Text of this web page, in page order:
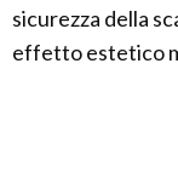
sicurezza della
effetto estetico